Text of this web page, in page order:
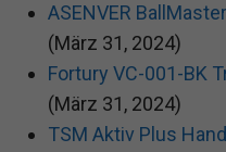
ASENVER
(März 31, 2024)
Fortury VC-001-BK
(März 31, 2024)
TSM Aktiv Plus